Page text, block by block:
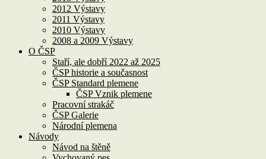
2012 Výstavy
2011 Výstavy
2010 Výstavy
2008 a 2009 Výstavy
O ČSP
Staří, ale dobří 2022 až 2025
ČSP historie a současnost
ČSP Standard plemene
ČSP Vznik plemene
Pracovní strakáč
ČSP Galerie
Národní plemena
Návody
Návod na štěně